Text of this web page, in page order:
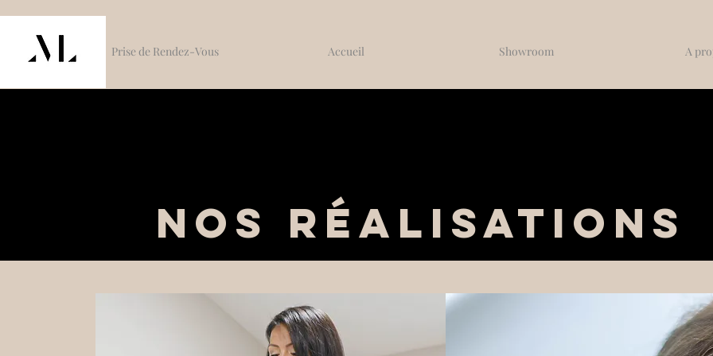
Prise de Rendez-Vous Accueil Showroom A
Nos réalisations